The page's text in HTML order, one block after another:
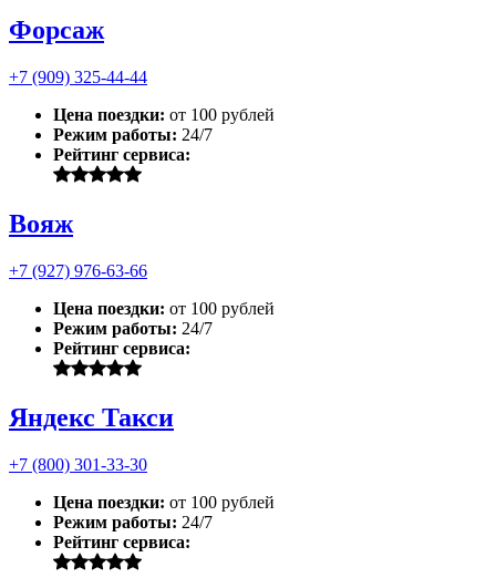
Форсаж
+7 (909) 325-44-44
Цена поездки: от 100 рублей
Режим работы: 24/7
Рейтинг сервиса:
Вояж
+7 (927) 976-63-66
Цена поездки: от 100 рублей
Режим работы: 24/7
Рейтинг сервиса:
Яндекс Такси
+7 (800) 301-33-30
Цена поездки: от 100 рублей
Режим работы: 24/7
Рейтинг сервиса: